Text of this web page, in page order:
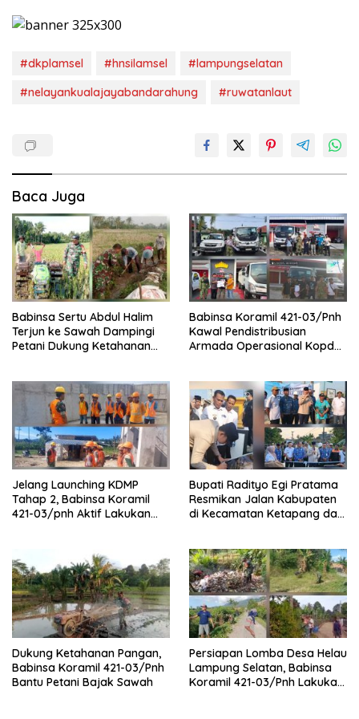
#dkplamsel #hnsilamsel
#lampungselatan
#nelayankualajayabandarahung
#ruwatanlaut
Baca Juga
Babinsa Sertu Abdul Halim
Terjun ke Sawah Dampingi
Petani Dukung Ketahanan
Babinsa Koramil 421-03/Pnh
Kawal Pendistribusian
Armada Operasional Kopdes
Jelang Launching KDMP
Tahap 2, Babinsa Koramil
421-03/pnh Aktif Lakukan
Bupati Radityo Egi Pratama
Resmikan Jalan Kabupaten
di Kecamatan Ketapang dan
Dukung Ketahanan Pangan,
Babinsa Koramil 421-03/Pnh
Bantu Petani Bajak Sawah
Persiapan Lomba Desa Helau
Lampung Selatan, Babinsa
Koramil 421-03/Pnh Lakukan